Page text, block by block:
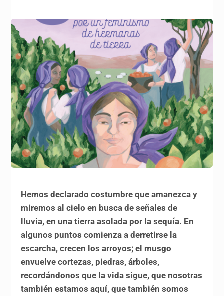
Hemos declarado costumbre que amanezca y
miremos al cielo en busca de señales de
lluvia, en una tierra asolada por la sequía. En
algunos puntos comienza a derretirse la
escarcha, crecen los arroyos; el musgo
envuelve cortezas, piedras, árboles,
recordándonos que la vida sigue, que nosotras
también estamos aquí, que también somos